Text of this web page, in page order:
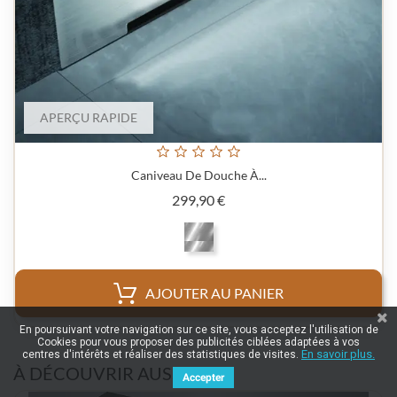
APERÇU RAPIDE
Caniveau De Douche À...
299,90 €Prix
AJOUTER AU PANIER
À DÉCOUVRIR AUSSI
En poursuivant votre navigation sur ce site, vous acceptez l'utilisation de
Cookies pour vous proposer des publicités ciblées adaptées à vos
centres d'intérêts et réaliser des statistiques de visites. En savoir plus.
Accepter